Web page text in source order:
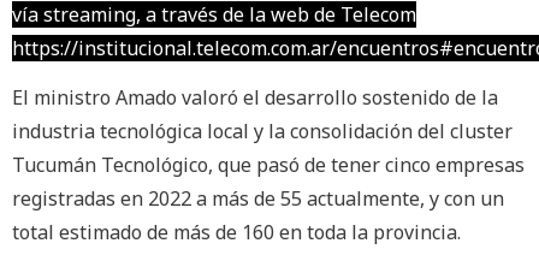
vía streaming, a través de la web de Telecom
https://institucional.telecom.com.ar/
El ministro Amado valoró el desarrollo sostenido de la
industria tecnológica local y la consolidación del cluster
Tucumán Tecnológico, que pasó de tener cinco empresas
registradas en 2022 a más de 55 actualmente, y con un
total estimado de más de 160 en toda la provincia.